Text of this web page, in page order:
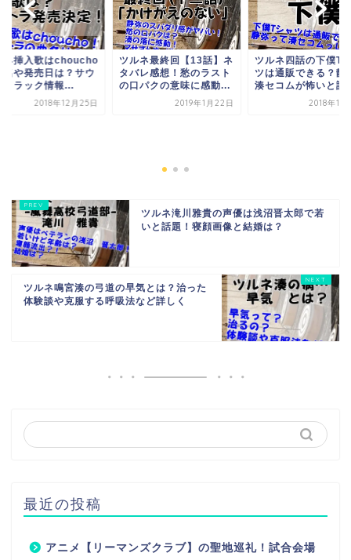
ネ挿入歌はchoucho
名や発売日は？サウ
トラック情報...
2018年12月25日
ツルネ最終回【13話】ネ
タバレ感想！愁のラスト
の口パクの意味に感動...
2019年1月22日
ツルネ四話の下僕T
ツは通販できる？静
湊セコムが怖いと話
2018年11
ツルネ滝川雅貴の声優は浅沼晋太郎で若
いと話題！寝顔画像と結婚は？
ツルネ鳴宮湊の弓道の早気とは？治った
体験談や克服する呼吸法など詳しく
最近の投稿
アニメ【リーマンズクラブ】の聖地巡礼！試合会場